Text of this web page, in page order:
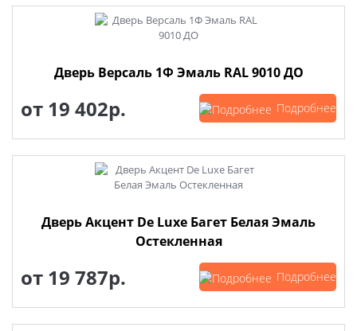
Дверь Версаль 1Ф Эмаль RAL 9010 ДО
от 19 402р. Подробнее
Дверь Акцент De Luxe Багет Белая Эмаль
Остекленная
от 19 787р. Подробнее